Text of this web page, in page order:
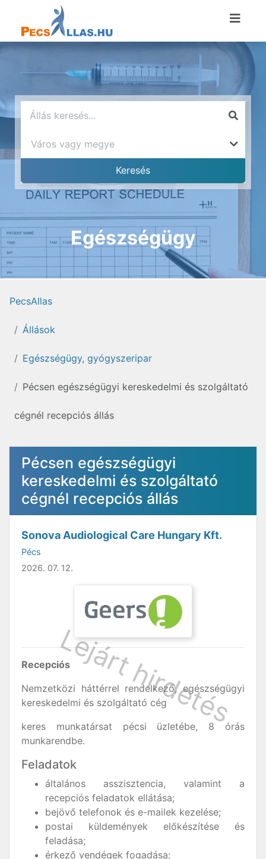
Egészségügy
PecsAllas
Állások
Egészségügy, gyógyszeripar
Pécsen egészségügyi kereskedelmi és szolgáltató
cégnél recepciós állás
Pécsen egészségügyi
kereskedelmi és szolgáltató
cégnél recepciós állás
Sonova Audiological Care Hungary Kft.
Pécs
2026. 07. 12.
Recepciós
Nemzetközi háttérrel rendelkező, egészségügyi
kereskedelmi és szolgáltató cég
keres munkatársat pécsi üzletébe, 8 órás
munkarendbe.
Feladatok
általános asszisztencia, valamint a
recepciós feladatok ellátása;
bejövő telefonok és e-mailek kezelése;
postai küldemények előkészítése és
feladása;
érkező vendégek fogadása;